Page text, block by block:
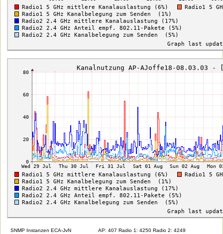
SNMP Instanzen ECA-JvN
AP: 407 Radio 1: 4250 Radio 2: 4249